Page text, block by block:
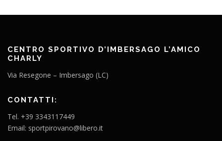
CENTRO SPORTIVO D’IMBERSAGO L’AMICO
CHARLY
Via Resegone – Imbersago (LC)
CONTATTI:
Tel. +39 3343117449
Email: sportpirovano@libero.it